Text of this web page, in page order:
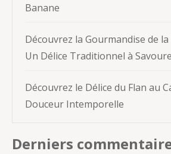
Banane
Découvrez la Gourmandise de
Un Délice Traditionnel à
Découvrez le Délice du Flan au
Douceur Intemporelle
Derniers